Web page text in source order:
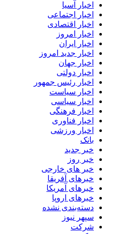
اخبار آسیا
اخبار اجتماعی
اخبار اقتصادی
اخبار امروز
اخبار ایران
اخبار جدید امروز
اخبار جهان
اخبار دولتی
اخبار رئیس جمهور
اخبار سیاست
اخبار سیاسی
اخبار فرهنگی
اخبار فناوری
اخبار ورزشی
بانک
خبر جدید
خبر روز
خبر های خارجی
خبرهای آفریقا
خبرهای آمریکا
خبرهای اروپا
دسته‌بندی نشده
سپهر نیوز
شرکت